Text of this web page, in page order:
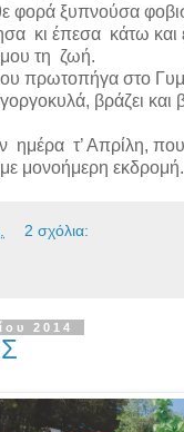
φορά ξυπνούσα
κι έπεσα κάτω και
τη ζωή.
πρωτοπήγα στο
βράζει και
ημέρα τ’ Απρίλη,
μονοήμερη
2 σχόλια:
2014